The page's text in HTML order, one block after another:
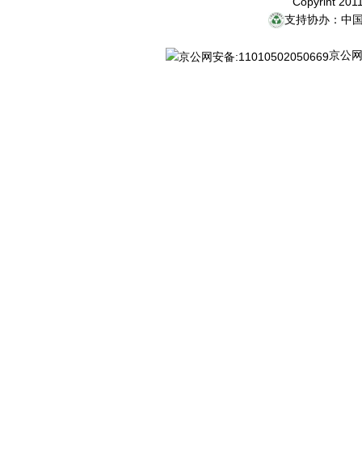
支持协办：中
京公